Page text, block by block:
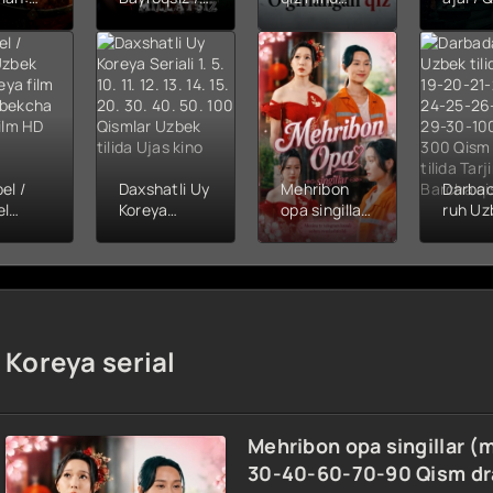
filmi
tilida
tas-
Snayper:
Millatsiz /
Bayroqsiz
snayper
Premyera
Uzbek tilida
O'zbekcha
2026
tarjima kino
Full HD tas-
ix skachat
kinosi 2026
Uzbek tilida
O'zbekcha
tarjima kino
HD skachat
(uzbek
tilida)
2026
/
Daxshatli Uy
Koreya
14. 15. 20.
30. 40. 50.
Ujas kino
Mehribon
opa singillar
(mini serial)
30-40-60-
70-90 Qism
skachat
ruh
22-
25-
Koreya serial
Mehribon opa singillar
30-40-60-70-90 Qism